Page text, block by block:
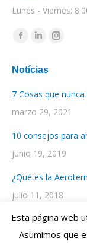
Lunes - Viernes:
Encuéntranos en:
Facebook
opens
window
Linkedin
opens
new
windowwindow
Notícias
7 Cosas que
marzo 29, 2021
10 consejos para
junio 19, 2019
¿Qué es la
julio 11, 2018
Esta página web
Asumimos que